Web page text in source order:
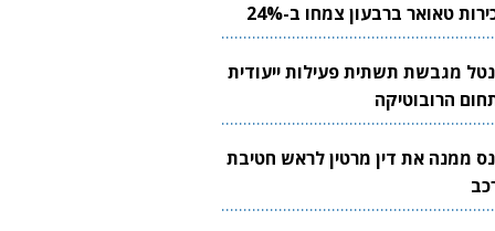
טאואר ברבעון צמחו ב-24%
מגבשת תשתית פעילות ייעודית
הרובוטיקה
ממנה את דין מרטין לראש חטיבת